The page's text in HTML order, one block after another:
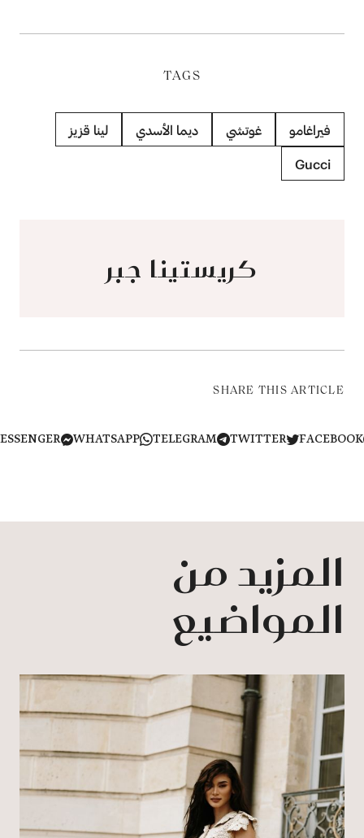
TAGS
فيراغامو غوتشي ديما الأسدي لينا قزيز
Gucci
كريستينا جبر
SHARE THIS ARTICLE
TWITTER
TELEGRAM
WHATSAPP
MESSENGER
المزيد من
المواضيع